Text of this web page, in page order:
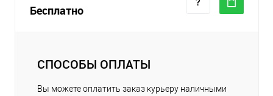
Бесплатно
СПОСОБЫ ОПЛАТЫ
Вы можете оплатить заказ курьеру наличными